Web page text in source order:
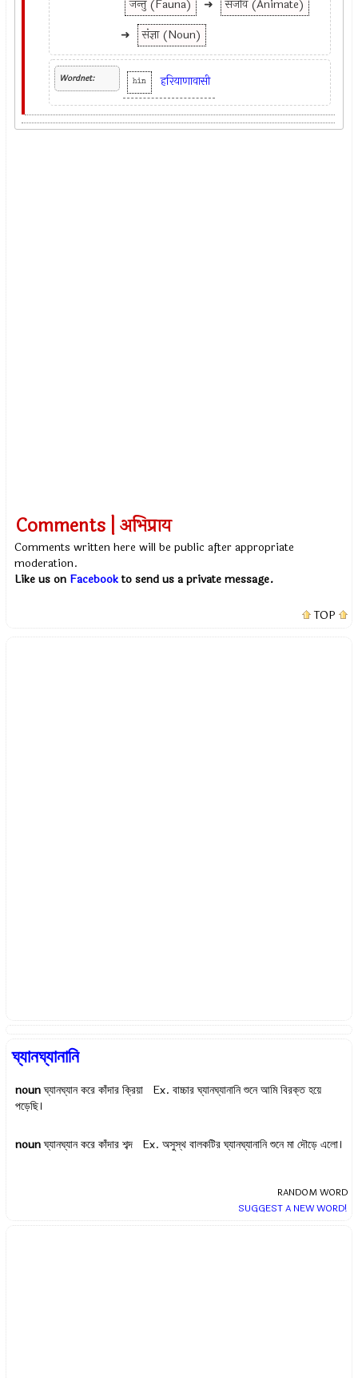
जन्तु (Fauna)
➜
सजीव (Animate)
➜
संज्ञा (Noun)
Wordnet: hin हरियाणावासी
Comments | अभिप्राय
Comments written here will be public after appropriate
moderation.
Like us on Facebookto send us a private message.
TOP
ঘ্যানঘ্যানানি
noun ঘ্যানঘ্যান করে কাঁদার ক্রিয়া Ex.বাচ্চার ঘ্যানঘ্যানানি শুনে আমি বিরক্ত হয়ে
পড়েছি।
noun ঘ্যানঘ্যান করে কাঁদার শব্দ Ex.অসুস্থ বালকটির ঘ্যানঘ্যানানি শুনে মা দৌড়ে এলো।
RANDOM WORD
SUGGEST A NEW WORD!